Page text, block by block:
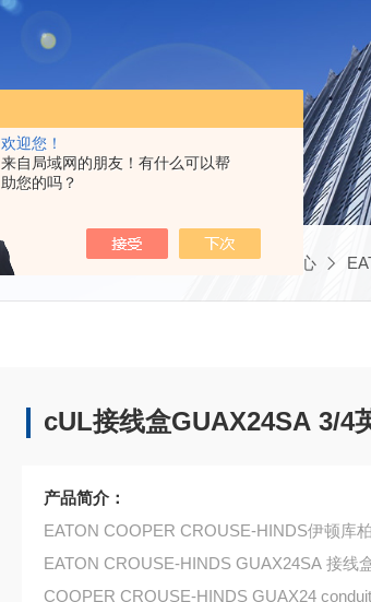
欢迎您！
来自局域网的朋友！有什么可以帮
助您的吗？
当前位置：首页 产品中心
cUL接线盒GUAX24SA 3/4
产品简介：
EATON COOPER CROUSE-HINDS伊顿库
EATON CROUSE-HINDS GUAX24SA 接线
COOPER CROUSE-HINDS GUAX24